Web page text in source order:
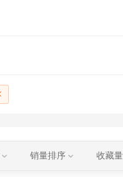
销量排序 收藏